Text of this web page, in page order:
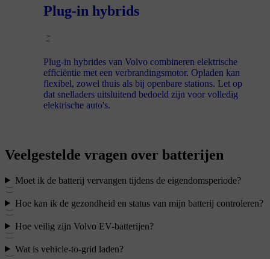
Plug-in hybrids
Plug-in hybrides van Volvo combineren elektrische
efficiëntie met een verbrandingsmotor. Opladen kan
flexibel, zowel thuis als bij openbare stations. Let op
dat snelladers uitsluitend bedoeld zijn voor volledig
elektrische auto's.
Veelgestelde vragen over batterijen
Moet ik de batterij vervangen tijdens de eigendomsperiode?
Hoe kan ik de gezondheid en status van mijn batterij controleren?
Hoe veilig zijn Volvo EV-batterijen?
Wat is vehicle-to-grid laden?